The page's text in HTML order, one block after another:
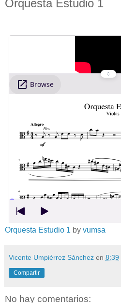
Orquesta Estudio 1
Orquesta Estudio 1 by vumsa
Vicente Umpiérrez Sánchez en 8:39
Compartir
No hay comentarios: